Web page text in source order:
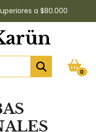
a $80.000
0